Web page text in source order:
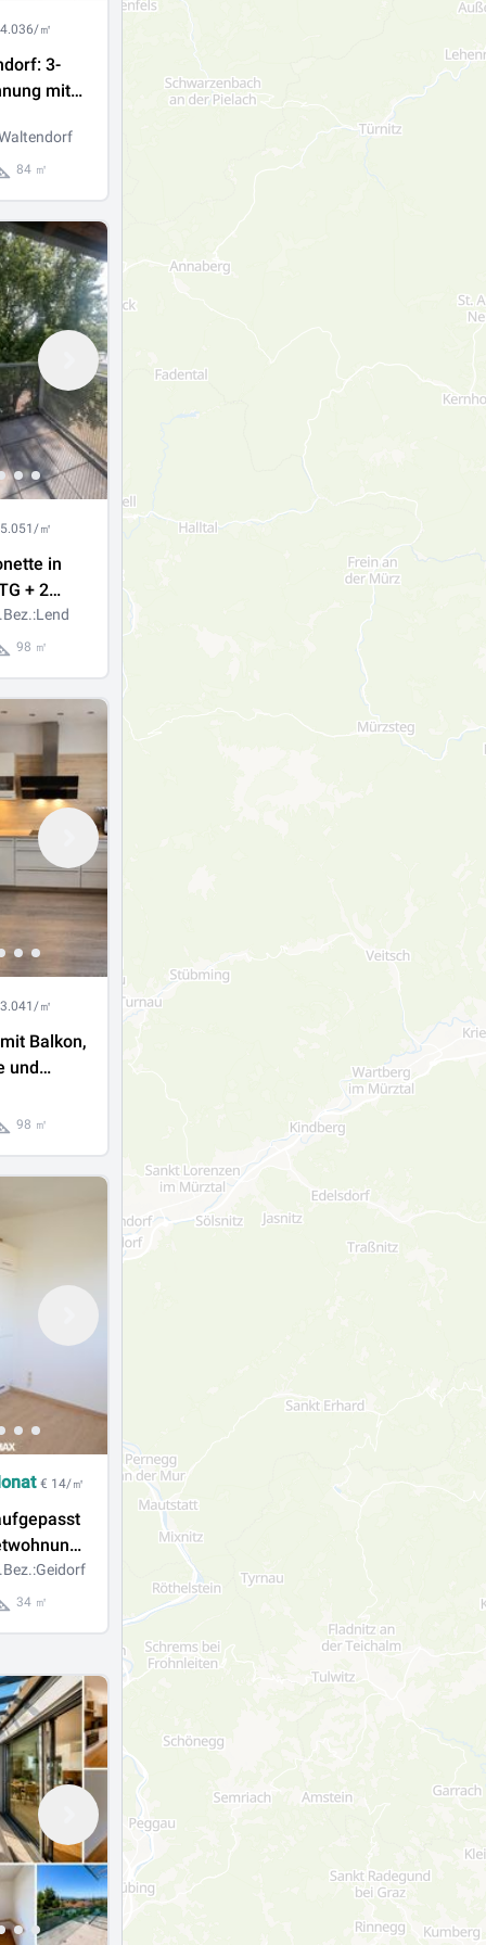
㎡
3-
mit
Lift und
84 ㎡
㎡
in
+ 2
-
-
98 ㎡
㎡
Balkon,
und
98 ㎡
€ 14/㎡
Nähe
34 ㎡